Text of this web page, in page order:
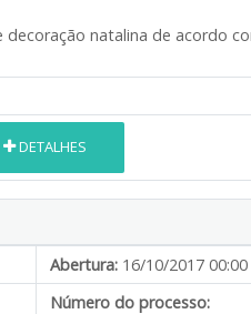
natalina de acordo
DETALHES
Abertura: 16/10/2017 00:00
Número do processo: